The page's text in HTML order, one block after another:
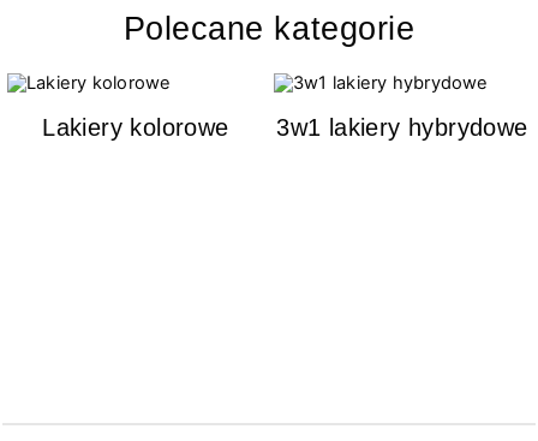
Polecane kategorie
Lakiery kolorowe 3w1 lakiery hybrydowe